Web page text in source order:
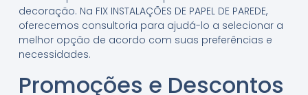
decoração. Na FIX INSTALAÇÕES DE PAPEL DE PAREDE,
oferecemos consultoria para ajudá-lo a selecionar a
melhor opção de acordo com suas preferências e
necessidades.
Promoções e Descontos